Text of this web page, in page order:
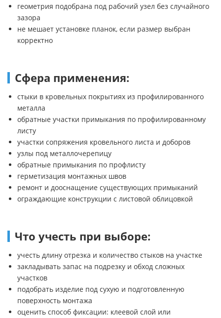
геометрия подобрана под рабочий узел без случайного
зазора
не мешает установке планок, если размер выбран
корректно
Сфера применения:
стыки в кровельных покрытиях из профилированного
металла
обратные участки примыкания по профилированному
листу
участки сопряжения кровельного листа и доборов
узлы под металлочерепицу
обратные примыкания по профлисту
герметизация монтажных швов
ремонт и дооснащение существующих примыканий
ограждающие конструкции с листовой облицовкой
Что учесть при выборе:
учесть длину отрезка и количество стыков на участке
закладывать запас на подрезку и обход сложных
участков
подобрать изделие под сухую и подготовленную
поверхность монтажа
оценить способ фиксации: клеевой слой или